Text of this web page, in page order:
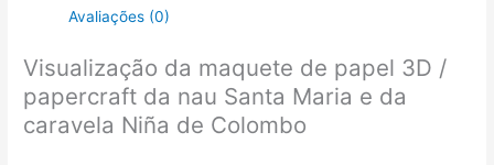
caravela
de
Colombo
quantidade
Avaliações (0)
Visualização da maquete de papel 3D /
papercraft da nau Santa Maria e da
caravela Niña de Colombo